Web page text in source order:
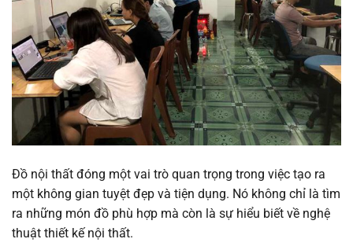
Đồ nội thất đóng một vai trò quan trọng trong việc tạo ra
một không gian tuyệt đẹp và tiện dụng. Nó không chỉ là tìm
ra những món đồ phù hợp mà còn là sự hiểu biết về nghệ
thuật thiết kế nội thất.